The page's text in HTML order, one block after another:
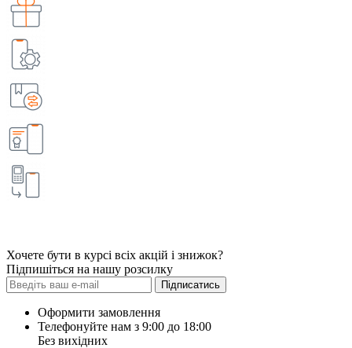
Хочете бути в курсі всіх акцій і знижок?
Підпишіться на нашу розсилку
Підписатись
Оформити замовлення
Телефонуйте нам з 9:00 до 18:00
Без вихідних